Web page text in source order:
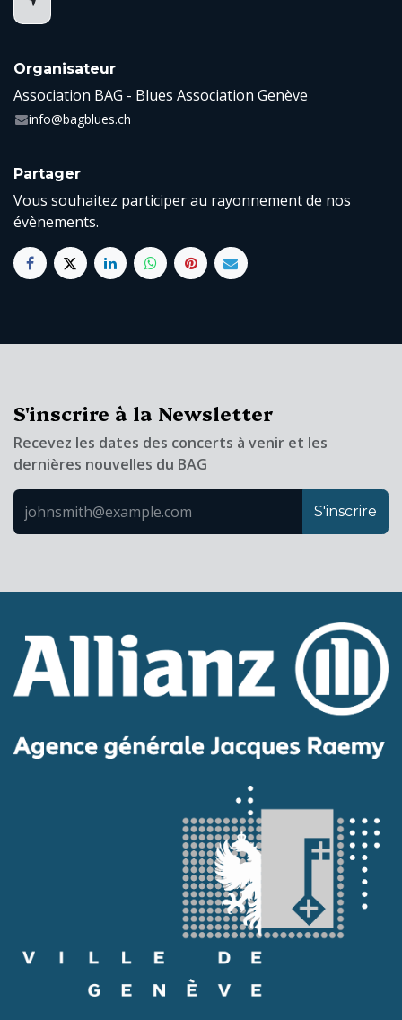
Organisateur
Association BAG - Blues Association Genève
info@bagblues.ch
Partager
Vous souhaitez participer au rayonnement de nos
évènements.
S'inscrire à la Newsletter
Recevez les dates des concerts à venir et les
dernières nouvelles du BAG
S'inscrire